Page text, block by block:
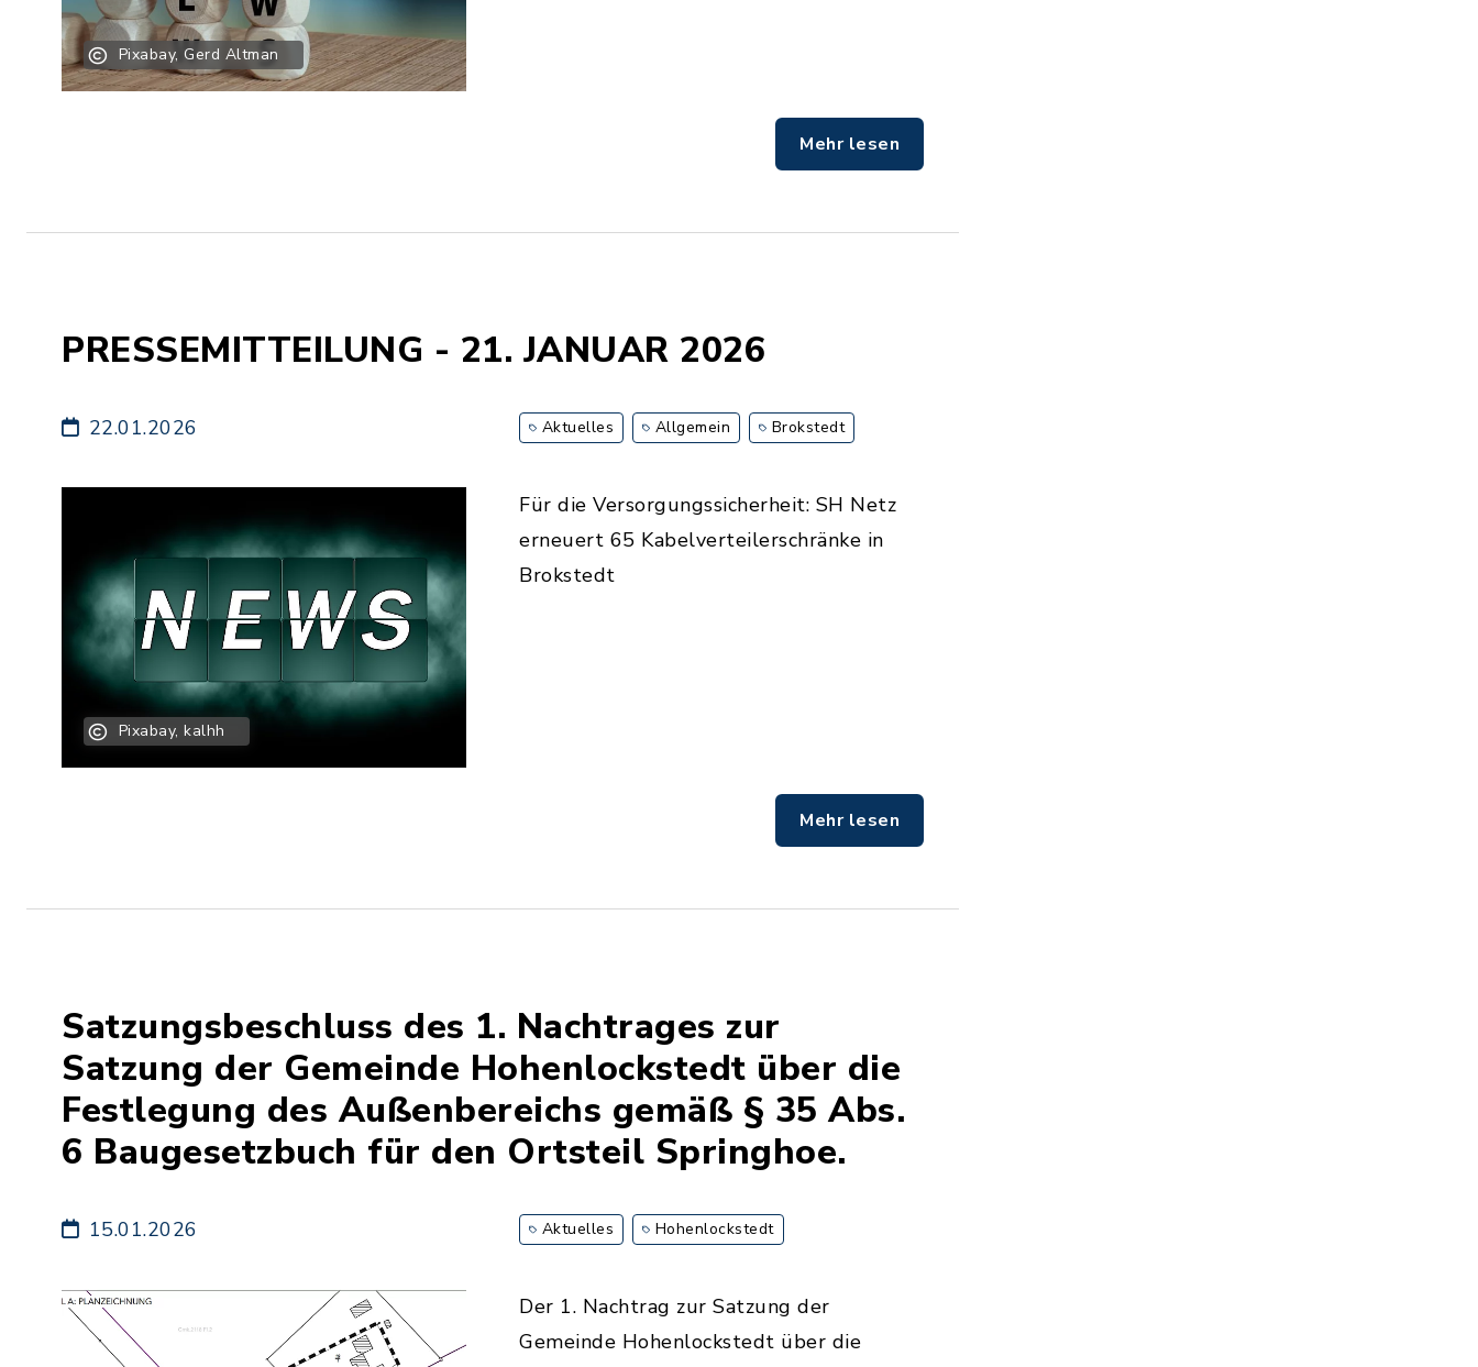
Pixabay, Gerd Altman
Mehr lesen
PRESSEMITTEILUNG - 21. JANUAR 2026
22.01.2026 Aktuelles Allgemein Brokstedt
Pixabay, kalhh
Für die Versorgungssicherheit: SH Netz
erneuert 65 Kabelverteilerschränke in
Brokstedt
Mehr lesen
Satzungsbeschluss des 1. Nachtrages zur
Satzung der Gemeinde Hohenlockstedt über die
Festlegung des Außenbereichs gemäß § 35 Abs.
6 Baugesetzbuch für den Ortsteil Springhoe.
15.01.2026 Aktuelles Hohenlockstedt
Der 1. Nachtrag zur Satzung der
Gemeinde Hohenlockstedt über die